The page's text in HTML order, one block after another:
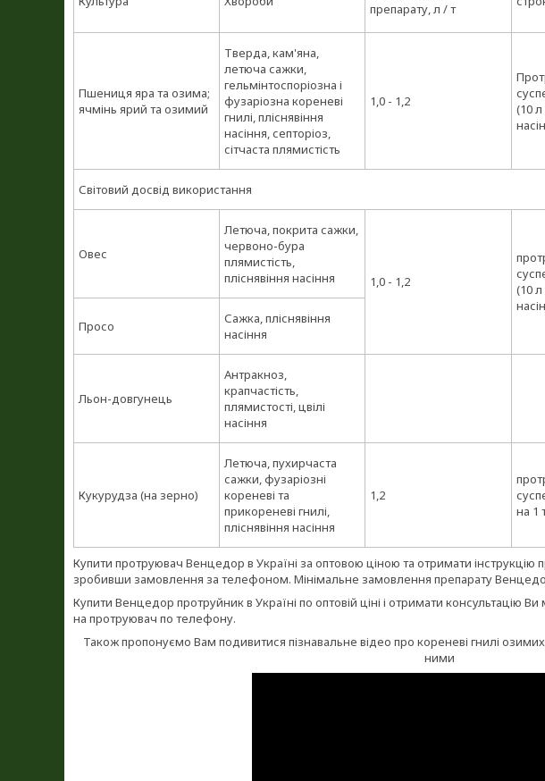
препарату, л / т
Пшениця яра та озима;
ячмінь ярий та озимий
Тверда, кам'яна,
летюча сажки,
гельмінтоспоріозна і
фузаріозна кореневі
гнилі, пліснявіння
насіння, септоріоз,
сітчаста плямистість
1,0 - 1,2
(10
Світовий досвід використання
Овес
Летюча, покрита сажки,
червоно-бура
плямистість,
пліснявіння насіння
1,0 - 1,2
(10
Просо
Сажка, пліснявіння
насіння
Льон-довгунець
Антракноз,
крапчастість,
плямистості, цвілі
насіння
Кукурудза (на зерно)
Летюча, пухирчаста
сажки, фузаріозні
кореневі та
прикореневі гнилі,
пліснявіння насіння
1,2
на 1
Купити протруювач Венцедор в Україні за оптовою ціною та отримати інструкцію
зробивши замовлення за телефоном. Мінімальне замовлення препарату
Купити Венцедор протруйник в Україні по оптовій ціні і отримати консультацію
на протруювач по телефону.
Також пропонуємо Вам подивитися пізнавальне відео про кореневі гнилі
ними